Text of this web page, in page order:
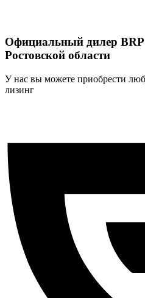
Официальный дилер BRP
Ростовской области
У нас вы можете приобрести
лизинг